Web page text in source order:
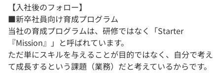
【入社後のフォロー】
■新卒社員向け育成プログラム
当社の育成プログラムは、研修ではなく「Starter
『Mission』」と呼ばれています。
ただ単にスキルを与えることが目的ではなく、自分で考え
て成長するという課題（業務）だと考えているからです。